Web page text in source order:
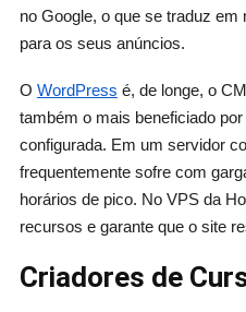
no Google, o que se traduz
para os seus anúncios.
O WordPress é, de longe, o
também o mais beneficiado
configurada. Em um servidor
frequentemente sofre com
horários de pico. No VPS da
recursos e garante que o site
Criadores de